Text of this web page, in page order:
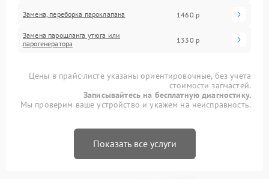
Замена, переборка пароклапана 1460 р
Замена парошланга утюга или
парогенератора
1330 р
Цены в прайс-листе указаны ориентировочные, без учета
стоимости запчастей.
Записывайтесь на бесплатную диагностику.
Мы проверим ваше устройство и укажем на неисправность.
Показать все услуги